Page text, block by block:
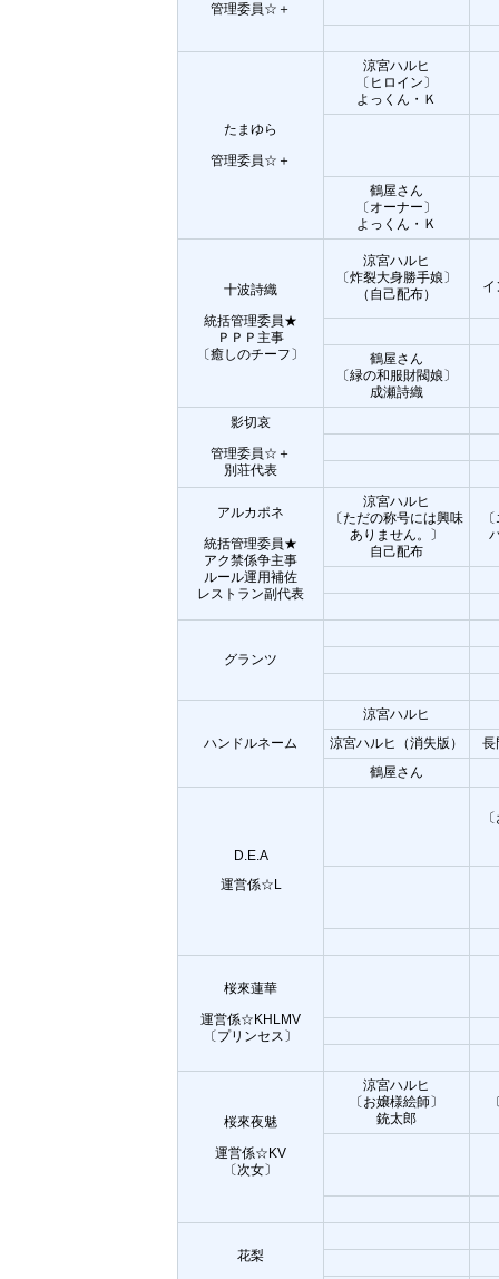
管理委員☆＋
たまゆら
管理委員☆＋
涼宮ハルヒ
〔ヒロイン〕
よっくん・Ｋ
鶴屋さん
〔オーナー〕
よっくん・Ｋ
十波詩織
統括管理委員★
ＰＰＰ主事
〔癒しのチーフ〕
涼宮ハルヒ
〔炸裂大身勝手娘〕
（自己配布）
イ
鶴屋さん
〔緑の和服財閥娘〕
成瀬詩織
影切哀
管理委員☆＋
別荘代表
アルカポネ
統括管理委員★
アク禁係争主事
ルール運用補佐
レストラン副代表
涼宮ハルヒ
〔ただの称号には興味
ありません。〕
自己配布
グランツ
ハンドルネーム
涼宮ハルヒ
涼宮ハルヒ（消失版）
長
鶴屋さん
D.E.A
運営係☆L
桜來蓮華
運営係☆KHLMV
〔プリンセス〕
桜來夜魅
運営係☆KV
〔次女〕
涼宮ハルヒ
〔お嬢様絵師〕
銃太郎
花梨